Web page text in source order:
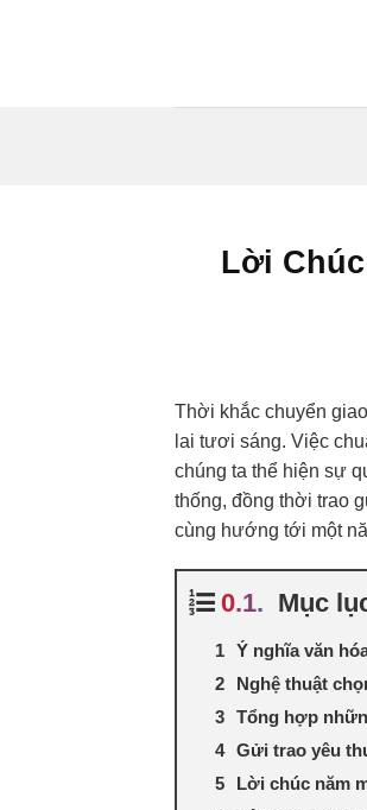
Lời Chúc
Thời khắc chuyển
lai tươi sáng. Việc
chúng ta thể hiện sự
thống, đồng thời trao
cùng hướng tới một
Mục
Ý nghĩa văn
Nghệ thuật
Tổng hợp
Gửi trao yêu
Lời chúc năm